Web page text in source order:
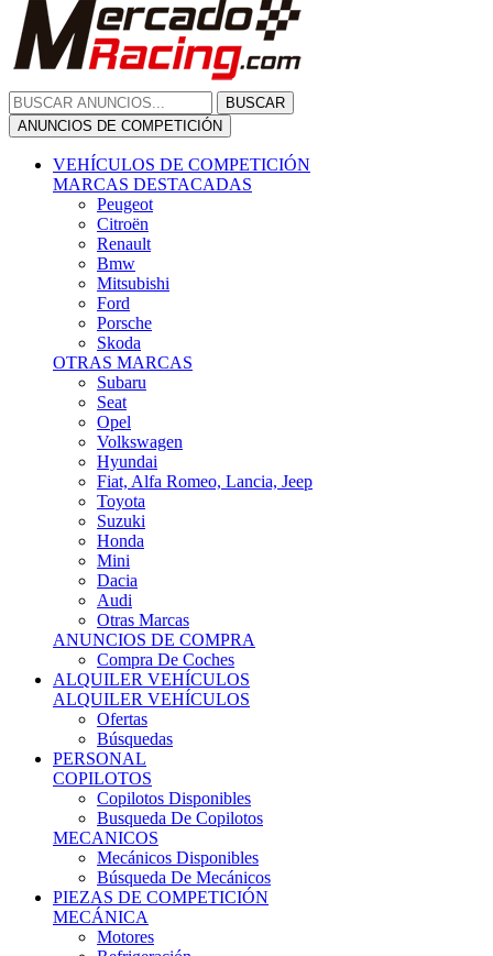
BUSCAR
ANUNCIOS DE COMPETICIÓN
VEHÍCULOS DE COMPETICIÓN
MARCAS DESTACADAS
Peugeot
Citroën
Renault
Bmw
Mitsubishi
Ford
Porsche
Skoda
OTRAS MARCAS
Subaru
Seat
Opel
Volkswagen
Hyundai
Fiat, Alfa Romeo, Lancia, Jeep
Toyota
Suzuki
Honda
Mini
Dacia
Audi
Otras Marcas
ANUNCIOS DE COMPRA
Compra De Coches
ALQUILER VEHÍCULOS
ALQUILER VEHÍCULOS
Ofertas
Búsquedas
PERSONAL
COPILOTOS
Copilotos Disponibles
Busqueda De Copilotos
MECANICOS
Mecánicos Disponibles
Búsqueda De Mecánicos
PIEZAS DE COMPETICIÓN
MECÁNICA
Motores